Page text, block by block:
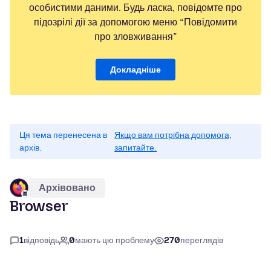
особистими даними. Будь ласка, повідомте про
підозрілі дії за допомогою меню “Повідомити
про зловживання”
Докладніше
Ця тема перенесена в
архів.
Якщо вам потрібна допомога,
запитайте.
Архівовано
Browser
1відповідь 0мають цю проблему 270переглядів